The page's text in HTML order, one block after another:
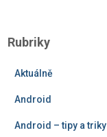
d
Rubriky
Aktuálně
Android
Android – tipy a triky